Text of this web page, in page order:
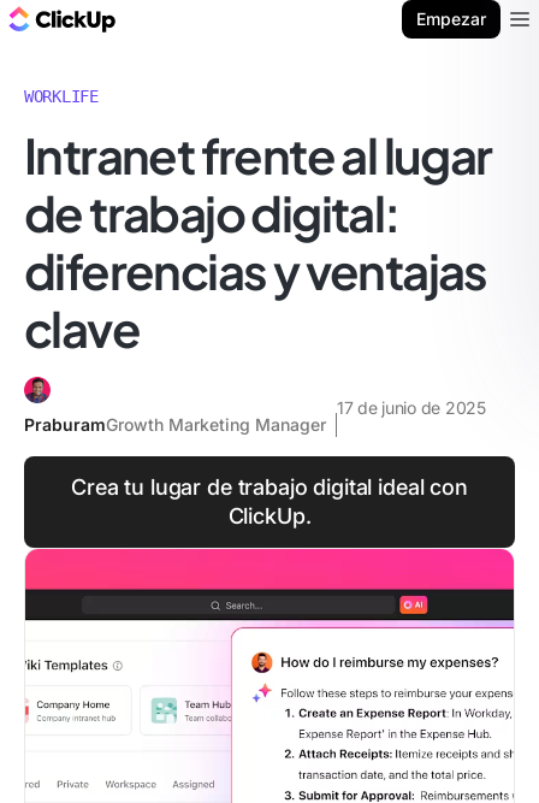
Empezar
WORKLIFE
Intranet frente al lugar
de trabajo digital:
diferencias y ventajas
clave
PraburamGrowth Marketing Manager
17 de junio de 2025
Crea tu lugar de trabajo digital ideal con
ClickUp.